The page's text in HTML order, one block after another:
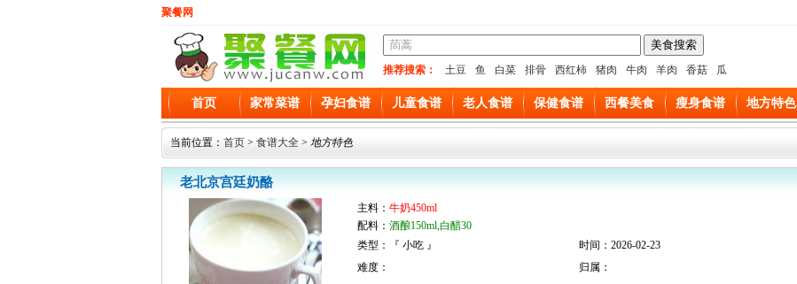
聚餐网
推荐搜索： 土豆 鱼 白菜 排骨 西红柿 猪肉 牛肉 羊肉 香菇 瓜
首页 家常菜谱 孕妇食谱 儿童食谱 老人食谱 保健食谱 西餐美食 瘦身食谱 地方特色
当前位置： 首页 > 食谱大全 > 地方特色
老北京宫廷奶酪
主料： 牛奶450ml
配料： 酒酿150ml,白醋30
类型：『 小吃 』
时间：2026-02-23
难度：
归属：